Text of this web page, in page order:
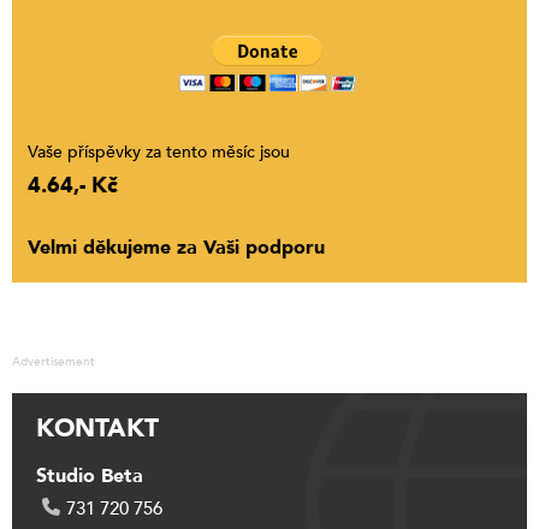
Vaše příspěvky za tento měsíc jsou
4.64,- Kč
Velmi děkujeme za Vaši podporu
Advertisement
KONTAKT
Studio Beta
731 720 756